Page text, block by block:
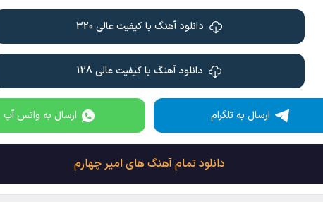
دانلود آهنگ با کیفیت عالی 320
دانلود آهنگ با کیفیت عالی 128
ارسال به تلگرام ارسال به واتس آپ
دانلود تمام آهنگ های امیر چهارم